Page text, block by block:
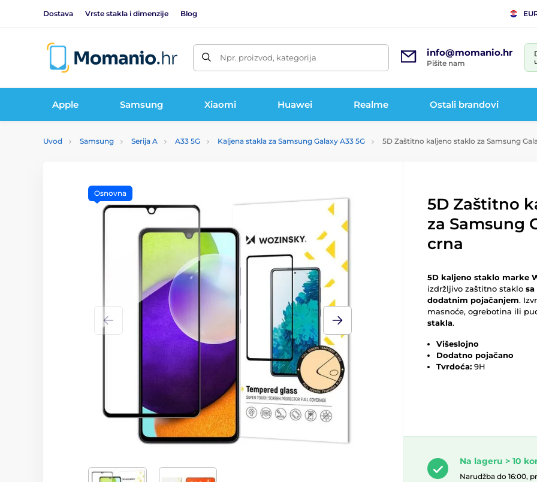
Dostava Vrste stakla i dimenzije Blog
Npr. proizvod, kategorija info@momanio.hr
Pišite nam
Apple Samsung Xiaomi Huawei Realme Ostali brandovi
Uvod Samsung Serija A A33 5G Kaljena stakla za Samsung Galaxy A33 5G 5D Zaštitno kaljeno staklo za Samsung
Osnovna
5D Zaštitno
za Samsung
crna
5D kaljeno staklo marke
izdržljivo zaštitno staklo
dodatnim pojačanjem.
masnoće, ogrebotina ili
stakla.
Višeslojno
Dodatno pojačano
Tvrdoća: 9H
Na lageru > 10
Narudžba do 16:00,